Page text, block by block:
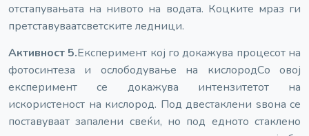
отстапувањата на нивото на водата. Коцките мраз ги
претставуваатсветските ледници.
Активност 5.Експеримент кој го докажува процесот на
фотосинтеза и ослободување на кислородСо овој
експеримент се докажува интензитетот на
искористеност на кислород. Под двестаклени ѕвона се
поставуваат запалени свеќи, но под едното стаклено